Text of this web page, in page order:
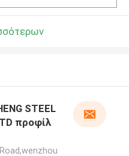
STEEL
προφίλ